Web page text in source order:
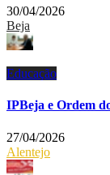
30/04/2026
Beja
Educação
IPBeja e Ordem
27/04/2026
Alentejo